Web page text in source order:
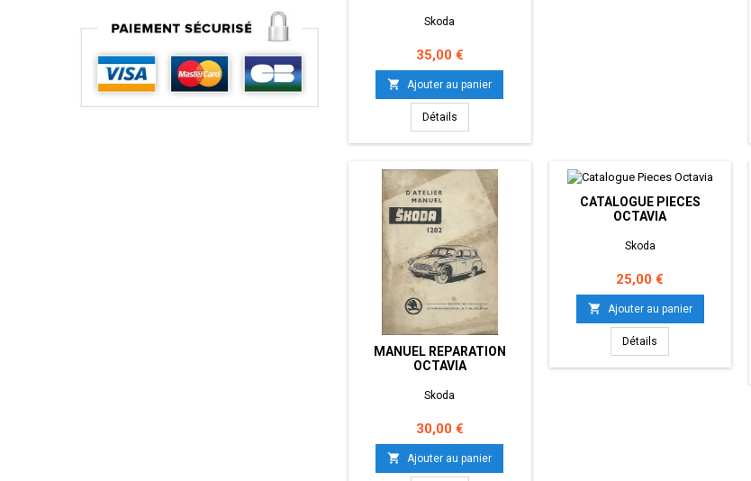
Skoda
Prix
35,00 €
 Ajouter au panier
Détails
MANUEL REPARATION
OCTAVIA
Skoda
Prix
30,00 €
 Ajouter au panier
CATALOGUE PIECES
OCTAVIA
Skoda
Prix
25,00 €
 Ajouter au panier
Détails